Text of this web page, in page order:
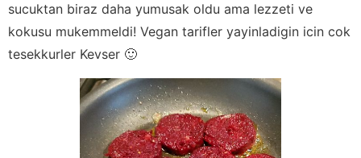
sucuktan biraz daha yumusak oldu ama lezzeti ve
kokusu mukemmeldi! Vegan tarifler yayinladigin icin cok
tesekkurler Kevser 🙂